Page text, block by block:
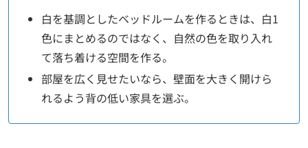
白を基調としたベッドルームを作るときは、白1
色にまとめるのではなく、自然の色を取り入れ
て落ち着ける空間を作る。
部屋を広く見せたいなら、壁面を大きく開けら
れるよう背の低い家具を選ぶ。